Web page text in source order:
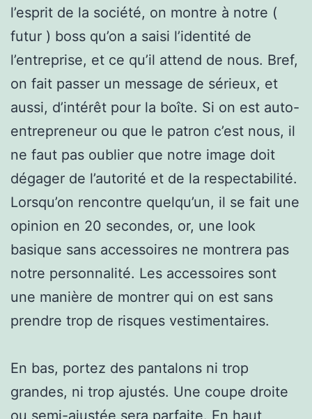
l’esprit de la société, on montre à notre (
futur ) boss qu’on a saisi l’identité de
l’entreprise, et ce qu’il attend de nous. Bref,
on fait passer un message de sérieux, et
aussi, d’intérêt pour la boîte. Si on est auto-
entrepreneur ou que le patron c’est nous, il
ne faut pas oublier que notre image doit
dégager de l’autorité et de la respectabilité.
Lorsqu’on rencontre quelqu’un, il se fait une
opinion en 20 secondes, or, une look
basique sans accessoires ne montrera pas
notre personnalité. Les accessoires sont
une manière de montrer qui on est sans
prendre trop de risques vestimentaires.
En bas, portez des pantalons ni trop
grandes, ni trop ajustés. Une coupe droite
ou semi-ajustée sera parfaite. En haut,